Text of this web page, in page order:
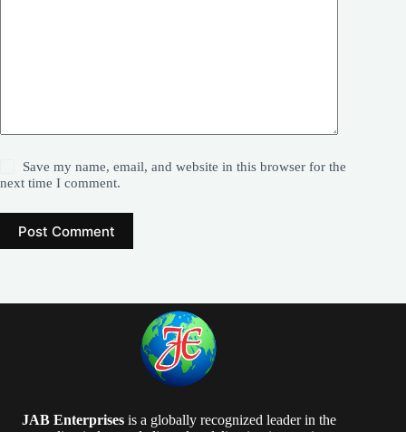
Save my name, email, and website in this browser for the
next time I comment.
Post Comment
JAB Enterprisesis a globally recognized leader in the